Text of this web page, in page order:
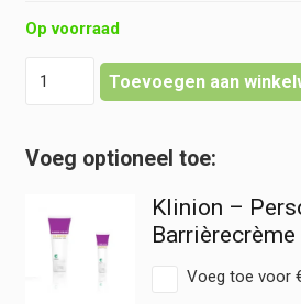
Op voorraad
-
Toevoegen aan
Klinion –
Barrièrecrème
Voeg toe voor